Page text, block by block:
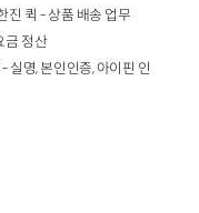
진 퀵 - 상품 배송 업무
금 정산
명, 본인인증, 아이핀 인